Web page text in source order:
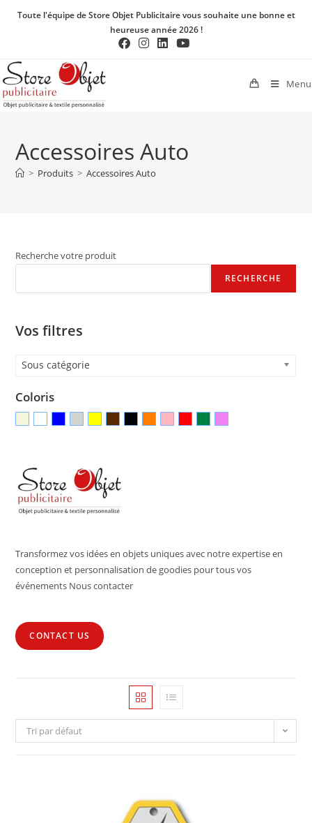
Toute l'équipe de Store Objet Publicitaire vous souhaite une bonne et
heureuse année 2026 !
Menu
Accessoires Auto
> Produits > Accessoires Auto
Recherche votre produit
RECHERCHE
Vos filtres
Sous catégorie
Coloris
Transformez vos idées en objets uniques avec notre expertise en
conception et personnalisation de goodies pour tous vos
événements Nous contacter
CONTACT US
Tri par défaut